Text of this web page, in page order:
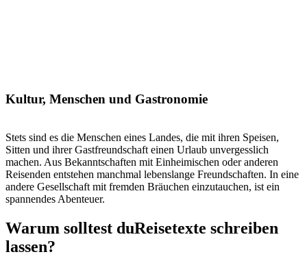
Kultur, Menschen und Gastronomie
Stets sind es die Menschen eines Landes, die mit ihren Speisen,
Sitten und ihrer Gastfreundschaft einen Urlaub unvergesslich
machen. Aus Bekanntschaften mit Einheimischen oder anderen
Reisenden entstehen manchmal lebenslange Freundschaften. In eine
andere Gesellschaft mit fremden Bräuchen einzutauchen, ist ein
spannendes Abenteuer.
Warum solltest duReisetexte schreiben
lassen?